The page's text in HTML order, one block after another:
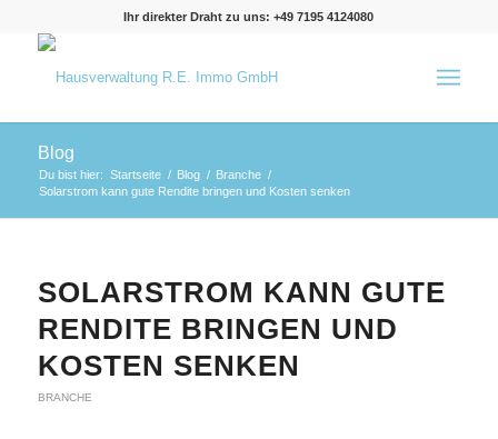
Ihr direkter Draht zu uns: +49 7195 4124080
Blog
Du bist hier: Startseite / Blog / Branche /
Solarstrom kann gute Rendite bringen und Kosten senken
SOLARSTROM KANN GUTE
RENDITE BRINGEN UND
KOSTEN SENKEN
BRANCHE